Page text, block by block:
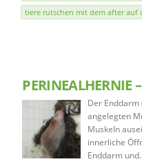
tiere rutschen mit dem after auf
PERINEALHERNIE
Der
angelegten
Muskeln
innerliche
Enddarm